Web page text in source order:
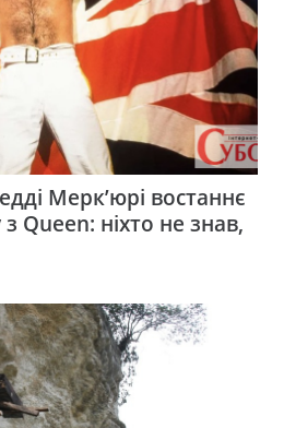
Мерк’юрі востаннє
Queen: ніхто не знав,